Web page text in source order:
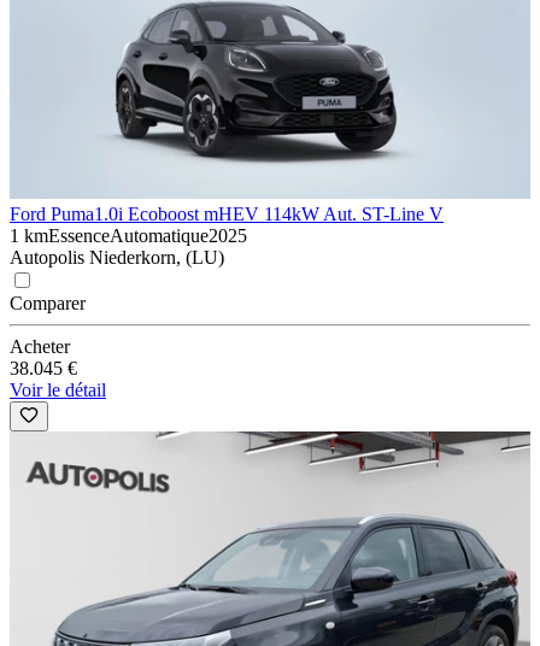
Ford Puma1.0i Ecoboost mHEV 114kW Aut. ST-Line V
1 kmEssenceAutomatique2025
Autopolis Niederkorn, (LU)
Comparer
Acheter
38.045 €
Voir le détail